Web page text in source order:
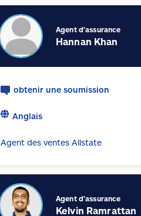
Agent d'assurance
Hannan Khan
obtenir une soumission
Anglais
Agent des ventes Allstate
Agent d'assurance
Kelvin Ramrattan